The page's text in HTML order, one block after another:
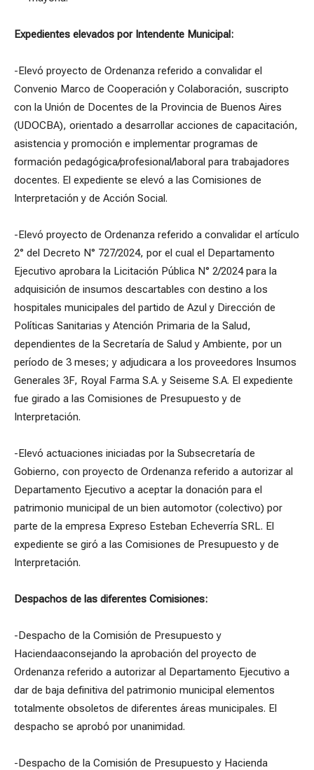
Expedientes elevados por Intendente Municipal:
-Elevó proyecto de Ordenanza referido a convalidar el
Convenio Marco de Cooperación y Colaboración, suscripto
con la Unión de Docentes de la Provincia de Buenos Aires
(UDOCBA), orientado a desarrollar acciones de capacitación,
asistencia y promoción e implementar programas de
formación pedagógica/profesional/laboral para trabajadores
docentes. El expediente se elevó a las Comisiones de
Interpretación y de Acción Social.
-Elevó proyecto de Ordenanza referido a convalidar el artículo
2° del Decreto N° 727/2024, por el cual el Departamento
Ejecutivo aprobara la Licitación Pública N° 2/2024 para la
adquisición de insumos descartables con destino a los
hospitales municipales del partido de Azul y Dirección de
Políticas Sanitarias y Atención Primaria de la Salud,
dependientes de la Secretaría de Salud y Ambiente, por un
período de 3 meses; y adjudicara a los proveedores Insumos
Generales 3F, Royal Farma S.A. y Seiseme S.A. El expediente
fue girado a las Comisiones de Presupuesto y de
Interpretación.
-Elevó actuaciones iniciadas por la Subsecretaría de
Gobierno, con proyecto de Ordenanza referido a autorizar al
Departamento Ejecutivo a aceptar la donación para el
patrimonio municipal de un bien automotor (colectivo) por
parte de la empresa Expreso Esteban Echeverría SRL. El
expediente se giró a las Comisiones de Presupuesto y de
Interpretación.
Despachos de las diferentes Comisiones:
-Despacho de la Comisión de Presupuesto y
Haciendaaconsejando la aprobación del proyecto de
Ordenanza referido a autorizar al Departamento Ejecutivo a
dar de baja definitiva del patrimonio municipal elementos
totalmente obsoletos de diferentes áreas municipales. El
despacho se aprobó por unanimidad.
-Despacho de la Comisión de Presupuesto y Hacienda